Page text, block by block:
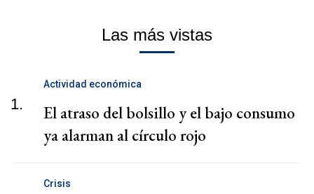
Las más vistas
1.
Actividad económica
El atraso del bolsillo y el bajo consumo
ya alarman al círculo rojo
Crisis